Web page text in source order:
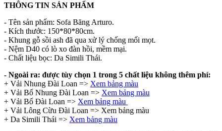
THÔNG TIN SẢN PHẨM
- Tên sản phẩm: Sofa Băng Arturo.
- Kích thước: 150*80*80cm.
- Khung gỗ sồi ash đã qua xử lý chống mối mọt.
- Nệm D40 có lò xo đàn hồi, mềm mại.
- Chất liệu bọc: Da Simili Thái.
- Ngoài ra: được tùy chọn 1 trong 5 chất liệu không thêm phí:
+ Vải Nhung Đài Loan => Xem bảng màu
+ Vải Bố Nhung Đài Loan => Xem bảng màu
+ Vải Bố Đài Loan => Xem bảng màu
+ Vải Lông Cừu Đài Loan => Xem bảng màu
+ Da Simili Thái => Xem bảng màu